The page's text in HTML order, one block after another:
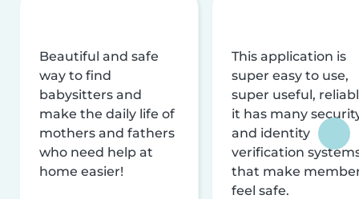
Beautiful and safe
way to find
babysitters and
make the daily life of
mothers and fathers
who need help at
home easier!
This application is
super easy to use,
super useful,
it has many
and identity
verification
that make
feel safe.